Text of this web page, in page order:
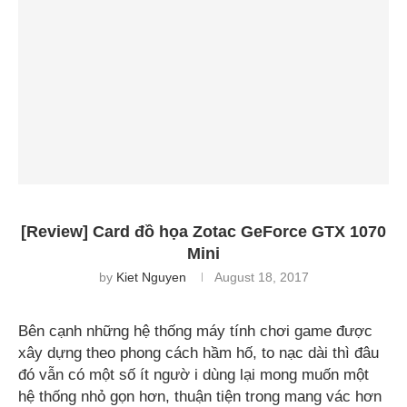
[Review] Card đồ họa Zotac GeForce GTX 1070
Mini
by Kiet Nguyen August 18, 2017
Bên cạnh những hệ thống máy tính chơi game được
xây dựng theo phong cách hầm hố, to nạc dài thì đâu
đó vẫn có một số ít ngườ i dùng lại mong muốn một
hệ thống nhỏ gọn hơn, thuận tiện trong mang vác hơn